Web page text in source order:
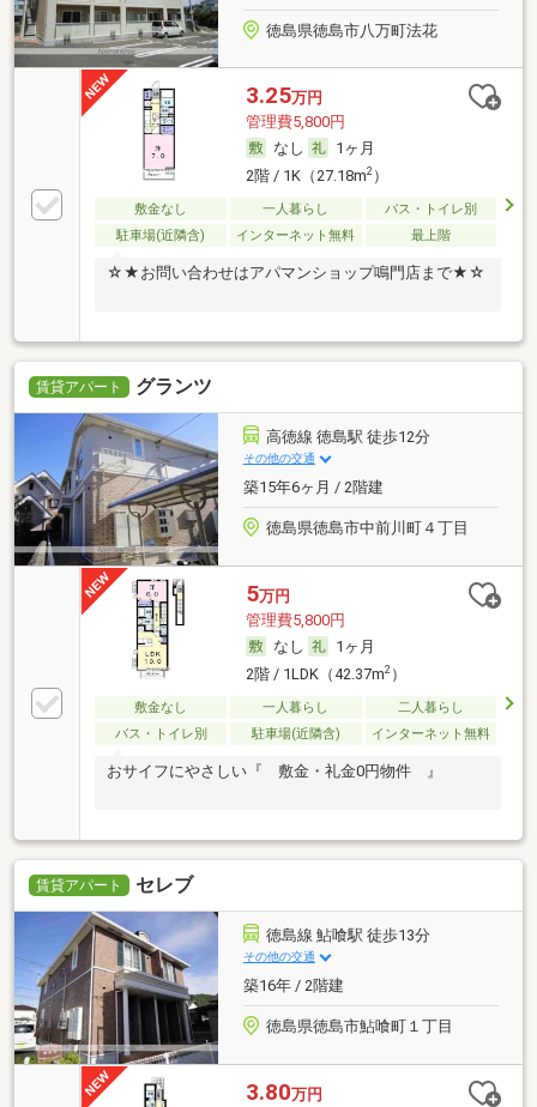
徳島県徳島市八万町法花
3.25万円
管理費5,800円
なし
1ヶ月
2階 / 1K（27.18m2）
敷金なし 一人暮らし
バス・トイレ別
駐車場(近隣含)
インターネット無料 最上階
☆★お問い合わせはアパマンショップ鳴門店まで★☆
賃貸アパート グランツ
高徳線 徳島駅 徒歩12分
その他の交通
築15年6ヶ月 / 2階建
徳島県徳島市中前川町４丁目
5万円
管理費5,800円
なし
1ヶ月
2階 / 1LDK（42.37m2）
敷金なし 一人暮らし
二人暮らし
バス・トイレ別
駐車場(近隣含) インターネット無料
おサイフにやさしい『 敷金・礼金0円物件 』
賃貸アパート セレブ
徳島線 鮎喰駅 徒歩13分
その他の交通
築16年 / 2階建
徳島県徳島市鮎喰町１丁目
3.80万円